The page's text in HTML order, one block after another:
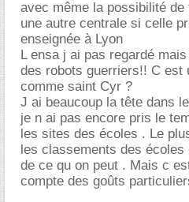
avec même la possibilité
une autre centrale si celle
enseignée à Lyon
L ensa j ai pas regardé
des robots guerriers!! C est
comme saint Cyr ?
J ai beaucoup la tête dans
je n ai pas encore pris le
les sites des écoles . Le
les classements des
de ce qu on peut . Mais c
compte des goûts